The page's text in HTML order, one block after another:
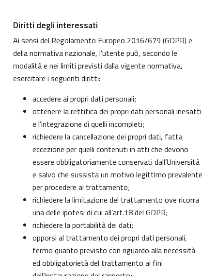
Diritti degli interessati
Ai sensi del Regolamento Europeo 2016/679 (GDPR) e
della normativa nazionale, l'utente può, secondo le
modalità e nei limiti previsti dalla vigente normativa,
esercitare i seguenti diritti:
accedere ai propri dati personali;
ottenere la rettifica dei propri dati personali inesatti
e l’integrazione di quelli incompleti;
richiedere la cancellazione dei propri dati, fatta
eccezione per quelli contenuti in atti che devono
essere obbligatoriamente conservati dall’Università
e salvo che sussista un motivo legittimo prevalente
per procedere al trattamento;
richiedere la limitazione del trattamento ove ricorra
una delle ipotesi di cui all’art.18 del GDPR;
richiedere la portabilità dei dati;
opporsi al trattamento dei propri dati personali,
fermo quanto previsto con riguardo alla necessità
ed obbligatorietà del trattamento ai fini